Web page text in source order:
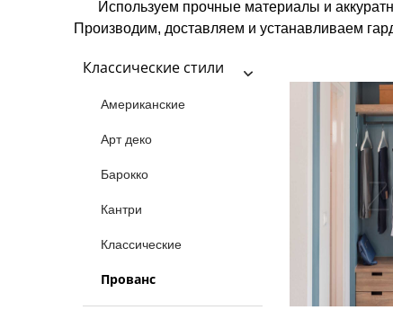
Используем прочные материалы и
Производим, доставляем и устанавливаем
Классические стили
Американские
Арт деко
Барокко
Кантри
Классические
Прованс